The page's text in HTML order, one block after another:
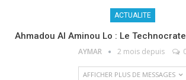
ACTUALITE
Ahmadou Al Aminou Lo : Le
AYMAR 2 mois depuis
AFFICHER PLUS DE MESSAGES